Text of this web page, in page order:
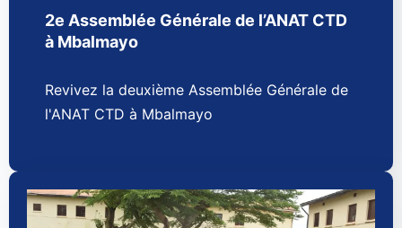
2e Assemblée Générale de l’ANAT CTD
à Mbalmayo
Revivez la deuxième Assemblée Générale de
l'ANAT CTD à Mbalmayo